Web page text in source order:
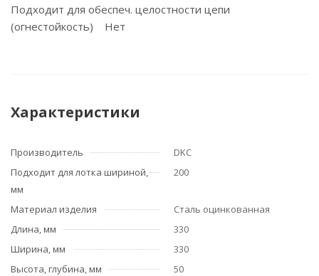
Подходит для обеспеч. целостности цепи
(огнестойкость) Нет
Характеристики
Производитель
DKC
Подходит для лотка шириной,
мм
200
Материал изделия
Сталь оцинкованная
Длина, мм
330
Ширина, мм
330
Высота, глубина, мм
50